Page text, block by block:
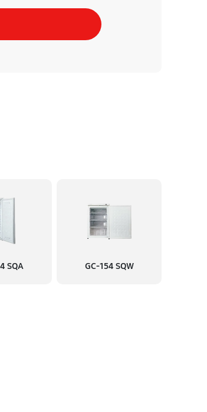
Заказать
Заказать
SQA GC-154 SQW